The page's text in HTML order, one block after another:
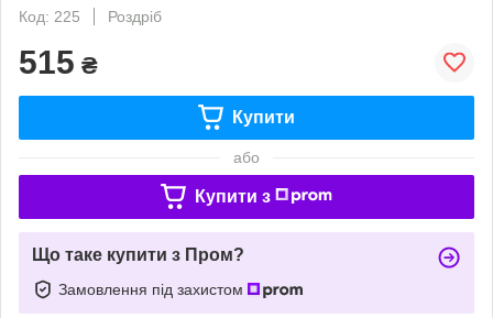
Код: 225
Роздріб
515 ₴
Купити
або
Купити з
Що таке купити з Пром?
Замовлення під захистом